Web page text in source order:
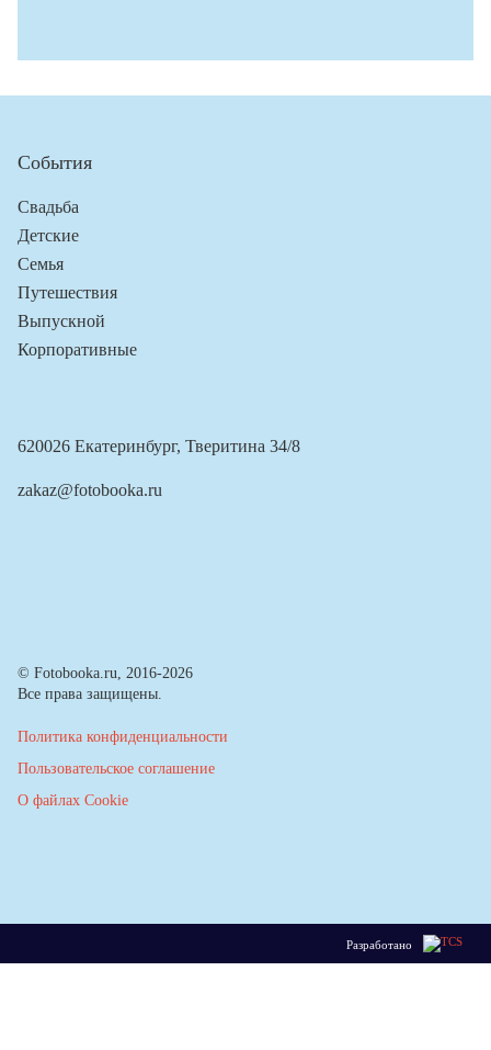
События
Свадьба
Детские
Семья
Путешествия
Выпускной
Корпоративные
620026 Екатеринбург, Тверитина 34/8
zakaz@fotobooka.ru
© Fotobooka.ru, 2016-2026
Все права защищены.
Политика конфиденциальности
Пользовательское соглашение
О файлах Cookie
Разработано